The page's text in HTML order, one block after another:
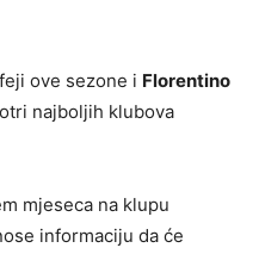
ove sezone i Florentino
najboljih klubova
mjeseca na klupu
informaciju da će